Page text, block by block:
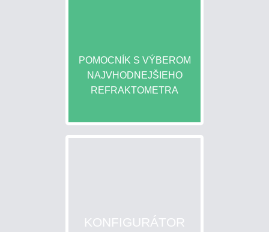
POMOCNÍK S VÝBEROM
NAJVHODNEJŠIEHO
REFRAKTOMETRA
KONFIGURÁTOR